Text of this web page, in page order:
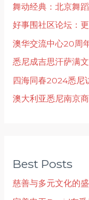
舞动经典：北京舞
好事围社区论坛：
澳华交流中心20周
悉尼成吉思汗萨满
四海同春2024悉尼
澳大利亚悉尼南京
Best Posts
慈善与多元文化的